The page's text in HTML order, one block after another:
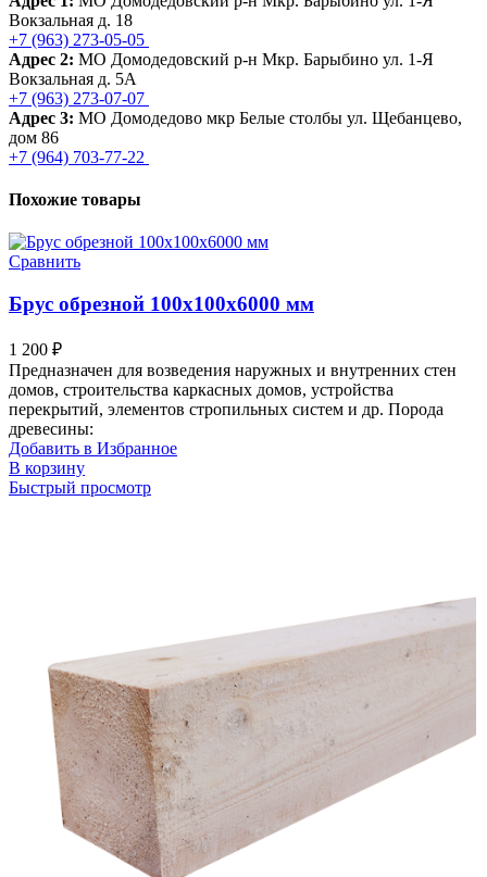
Вокзальная д. 18
+7 (963) 273-05-05
Адрес 2: МО Домодедовский р-н Мкр. Барыбино ул. 1-Я
Вокзальная д. 5А
+7 (963) 273-07-07
Адрес 3: МО Домодедово мкр Белые столбы ул. Щебанцево,
дом 86
+7 (964) 703-77-22
Похожие товары
Сравнить
Брус обрезной 100х100х6000 мм
1 200 ₽
Предназначен для возведения наружных и внутренних стен
домов, строительства каркасных домов, устройства
перекрытий, элементов стропильных систем и др. Порода
древесины:
Добавить в Избранное
В корзину
Быстрый просмотр